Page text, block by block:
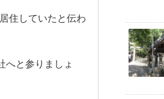
住していたと伝わ
へと参りましょ